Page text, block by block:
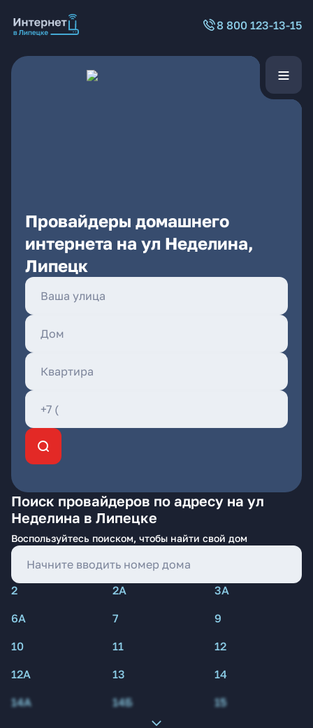
8 800 123-13-15
Провайдеры домашнего
интернета на ул Неделина,
Липецк
Поиск провайдеров по адресу на ул
Неделина в Липецке
Воспользуйтесь поиском, чтобы найти свой дом
2 2А
3А
6А
7
9
10
11
12
12А
13
14
14А
14Б 15